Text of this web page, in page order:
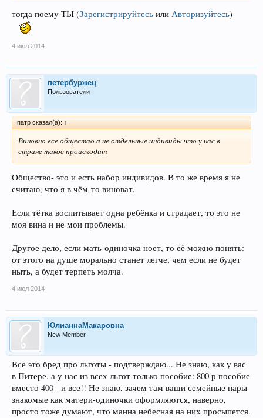
тогда поему ТЫ (Зарегистрируйтесь или Авторизуйтесь)
4 июл 2014
петербуржец
Пользователи
патр сказал(а): ↑
Виновно все общестао а не отдельные индивиды что у нас в
стране такое происходит
Общество- это и есть набор индивидов. В то же время я не
считаю, что я в чём-то виноват.
Если тётка воспитывает одна ребёнка и страдает, то это не
моя вина и не мои проблемы.
Другое дело, если мать-одиночка ноет, то её можно понять:
от этого на душе морально станет легче, чем если не будет
ныть, а будет терпеть молча.
4 июл 2014
ЮлианнаМакаровна
New Member
Все это бред про льготы - подтверждаю... Не знаю, как у вас
в Питере. а у нас из всех льгот только пособие: 800 р пособие
вместо 400 - и все!! Не знаю, зачем там ваши семейные пары
знакомые как матери-одиночки оформляются, наверно,
просто тоже думают, что манна небесная на них просыпется.